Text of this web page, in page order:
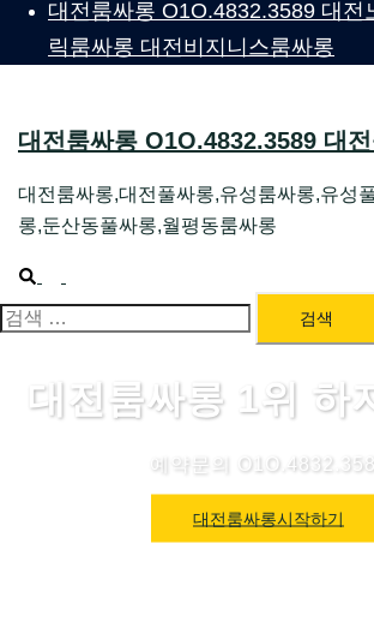
대전룸싸롱 O1O.4832.3589 대전
릭룸싸롱 대전비지니스룸싸롱
대전룸싸롱 O1O.4832.3589 대
대전룸싸롱,대전풀싸롱,유성룸싸롱,유성
롱,둔산동풀싸롱,월평동룸싸롱
Search
menu
검
대전룸싸롱 1위 하
예약문의
대전룸싸롱시작하기